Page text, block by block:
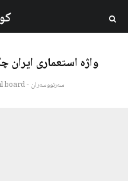
واژه استعماری
سەرنووسەران - Editorial board